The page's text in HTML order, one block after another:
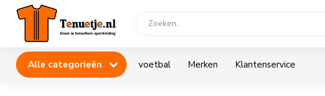
Alle categorieën voetbal Merken Klantenservice